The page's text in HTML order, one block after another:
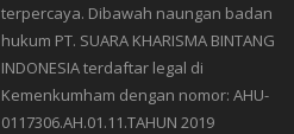
terpercaya. Dibawah naungan badan
hukum PT. SUARA KHARISMA BINTANG
INDONESIA terdaftar legal di
Kemenkumham dengan nomor: AHU-
0117306.AH.01.11.TAHUN 2019